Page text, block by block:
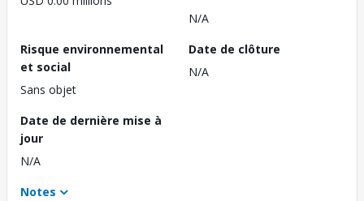
N/A
Risque environnemental
et social
Sans objet
Date de clôture
N/A
Date de dernière mise à
jour
N/A
Notes